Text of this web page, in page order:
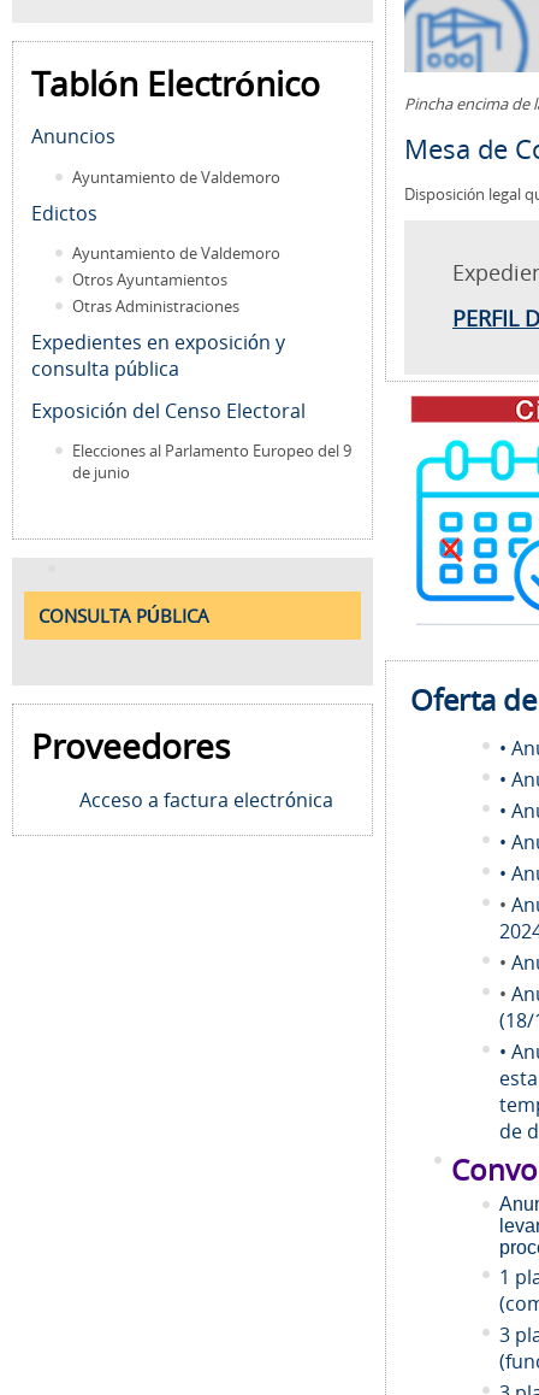
Tablón Electrónico
Anuncios
Ayuntamiento de Valdemoro
Edictos
Ayuntamiento de Valdemoro
Otros Ayuntamientos
Otras Administraciones
Expedientes en exposición y
consulta pública
Exposición del Censo Electoral
Elecciones al Parlamento Europeo del 9
de junio
CONSULTA PÚBLICA
Proveedores
Acceso a factura electrónica
Pincha encima de
Mesa de
Disposición legal
PERFIL
Oferta
•
•
•
•
•
•
•
•
(18/
•
de
1
3